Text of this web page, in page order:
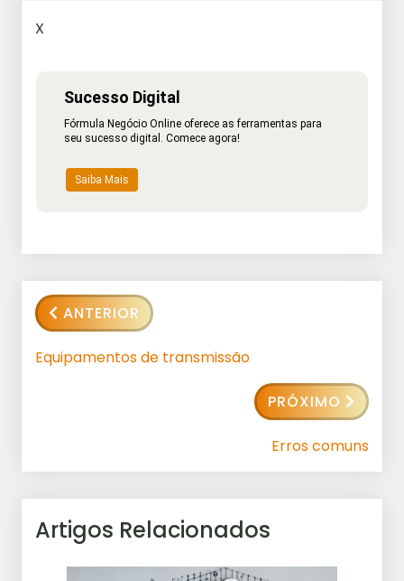
X
Sucesso Digital
Fórmula Negócio Online oferece as ferramentas para
seu sucesso digital. Comece agora!
Saiba Mais
ANTERIOR
Equipamentos de transmissão
PRÓXIMO
Erros comuns
Artigos Relacionados